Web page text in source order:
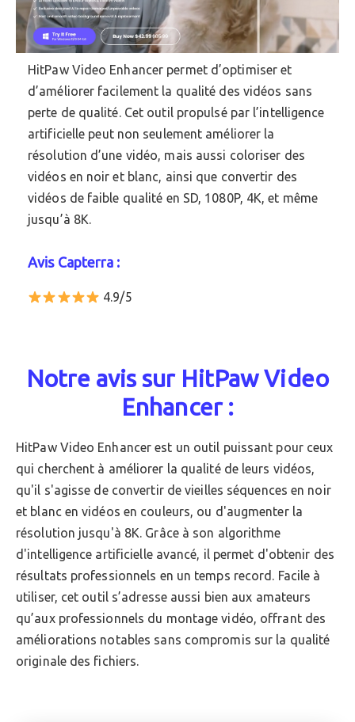
HitPaw Video Enhancer permet d’optimiser et
d’améliorer facilement la qualité des vidéos sans
perte de qualité. Cet outil propulsé par l’intelligence
artificielle peut non seulement améliorer la
résolution d’une vidéo, mais aussi coloriser des
vidéos en noir et blanc, ainsi que convertir des
vidéos de faible qualité en SD, 1080P, 4K, et même
jusqu’à 8K.
Avis Capterra :
4.9/5
Notre avis sur HitPaw Video
Enhancer :
HitPaw Video Enhancer est un outil puissant pour ceux
qui cherchent à améliorer la qualité de leurs vidéos,
qu'il s'agisse de convertir de vieilles séquences en noir
et blanc en vidéos en couleurs, ou d'augmenter la
résolution jusqu'à 8K. Grâce à son algorithme
d'intelligence artificielle avancé, il permet d'obtenir des
résultats professionnels en un temps record. Facile à
utiliser, cet outil s’adresse aussi bien aux amateurs
qu’aux professionnels du montage vidéo, offrant des
améliorations notables sans compromis sur la qualité
originale des fichiers.